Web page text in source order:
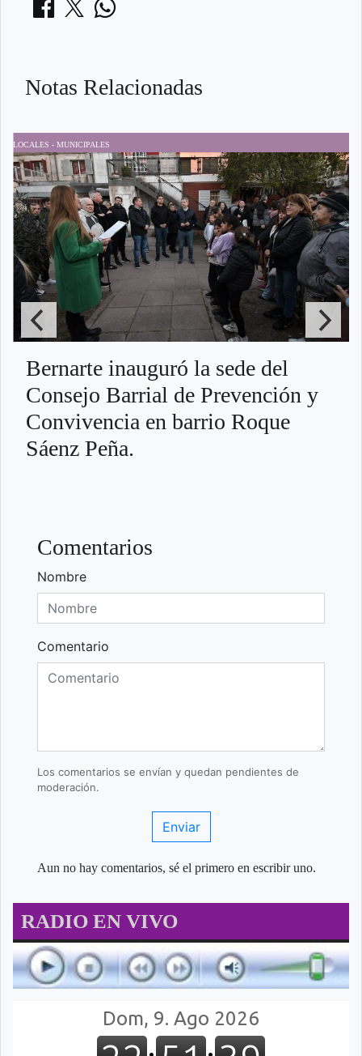
Notas Relacionadas
LOCALES - MUNICIPALES
Bernarte inauguró la sede del
Consejo Barrial de Prevención y
Convivencia en barrio Roque
Sáenz Peña.
Comentarios
Nombre
Comentario
Los comentarios se envían y quedan pendientes de
moderación.
Enviar
Aun no hay comentarios, sé el primero en escribir uno.
RADIO EN VIVO